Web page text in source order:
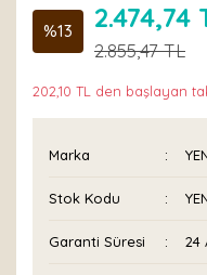
%13 2.474,74
2.855,47 TL
202,10 TL den başlayan
Marka
Stok Kodu
Garanti Süresi 24